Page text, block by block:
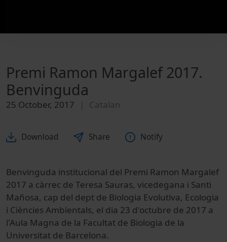
Premi Ramon Margalef 2017.
Benvinguda
25 October, 2017 Catalan
Download Share Notify
Benvinguda institucional del Premi Ramon Margalef
2017 a càrrec de Teresa Sauras, vicedegana i Santi
Mañosa, cap del dept de Biologia Evolutiva, Ecologia
i Ciències Ambientals, el dia 23 d'octubre de 2017 a
l'Aula Magna de la Facultat de Biologia de la
Universitat de Barcelona.